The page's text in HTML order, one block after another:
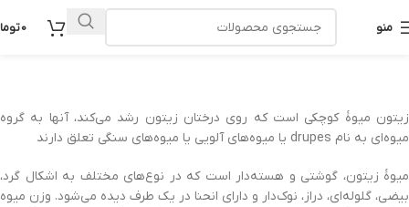
منو 0
زیتون میوهٔ کوچکی است که روی درختان زیتون رشد می‌کند، آنها به گروه
میوه‌ای به نام drupes یا میوه‌های آلویی یا میوه‌های سنگی تعلق دارند
میوهٔ زیتون، گوشتی و هسته‌دار است که در نوع‌های مختلف به اشکال گرد،
بیضی، گلوله‌ای، دراز، نوک‌دار و دارای انحنا در یک طرف دیده می‌شود. وزن میوه